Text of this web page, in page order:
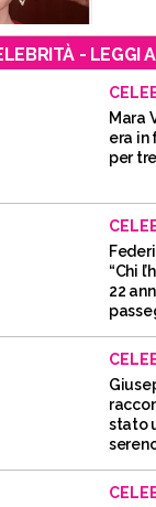
- LEGGI
Mara
era in
per
“Chi
22
stato